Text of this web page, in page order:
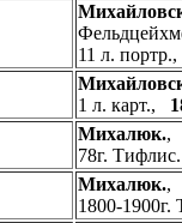
11 л. портр.,
1 л. карт.,
Михалюк.,
78г.
Михалюк.,
1800-